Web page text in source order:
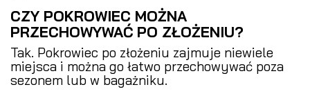
CZY POKROWIEC MOŻNA
PRZECHOWYWAĆ PO ZŁOŻENIU?
Tak. Pokrowiec po złożeniu zajmuje niewiele
miejsca i można go łatwo przechowywać poza
sezonem lub w bagażniku.